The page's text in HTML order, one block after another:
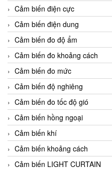
Cảm biến điện cực
Cảm biến điện dung
Cảm biến đo độ ẩm
Cảm biến đo khoảng cách
Cảm biến đo mức
Cảm biến độ nghiêng
Cảm biến đo tốc độ gió
Cảm biến hồng ngoại
Cảm biến khí
Cảm biến khoảng cách
Cảm biến LIGHT CURTAIN